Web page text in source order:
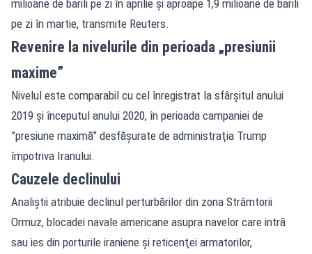
milioane de barili pe zi în aprilie şi aproape 1,9 milioane de barili
pe zi în martie, transmite Reuters.
Revenire la nivelurile din perioada „presiunii
maxime”
Nivelul este comparabil cu cel înregistrat la sfârşitul anului
2019 şi începutul anului 2020, în perioada campaniei de
”presiune maximă” desfăşurate de administraţia Trump
împotriva Iranului.
Cauzele declinului
Analiştii atribuie declinul perturbărilor din zona Strâmtorii
Ormuz, blocadei navale americane asupra navelor care intră
sau ies din porturile iraniene şi reticenţei armatorilor,